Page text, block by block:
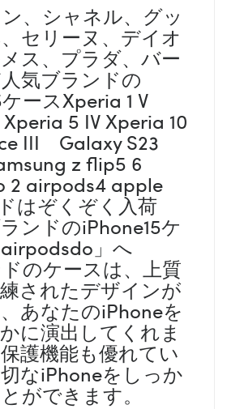
、シャネル、グッ
セリーヌ、デイオ
ス、プラダ、バー
気ブランドの
ースXperia 1 V
5 IV Xperia 10
III Galaxy S23
z flip5 6
2 airpods4 apple
はぞくぞく入荷
ンドのiPhone15ケ
」へ
のケースは、上質
されたデザインが
あなたのiPhoneを
に演出してくれま
護機能も優れてい
なiPhoneをしっか
ができます。